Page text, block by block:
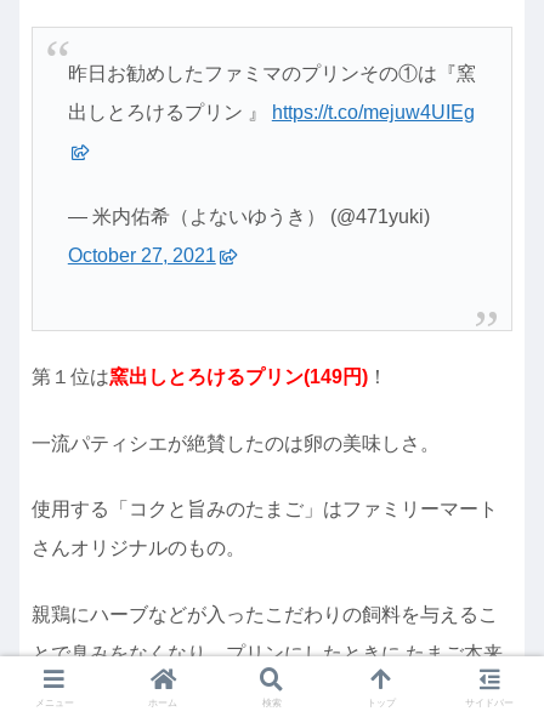
昨日お勧めしたファミマのプリンその①は『窯
出しとろけるプリン 』
https://t.co/mejuw4UIEg
— 米内佑希（よないゆうき） (@471yuki)
October 27, 2021
第１位は窯出しとろけるプリン(149円) ！
一流パティシエが絶賛したのは卵の美味しさ。
使用する「コクと旨みのたまご」はファミリーマート
さんオリジナルのもの。
親鶏にハーブなどが入ったこだわりの飼料を与えるこ
とで臭みをなくなり、プリンにしたときに たまご本来
の旨みを存分に味わえるのだそう。
メニュー ホーム 検索 トップ サイドバー